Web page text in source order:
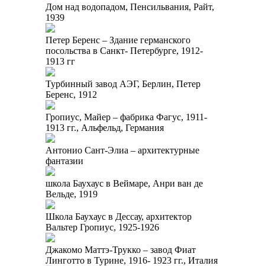
Дом над водопадом, Пенсильвания, Райт,
1939
Петер Беренс – Здание германского
посольства в Санкт- Петербурге, 1912-
1913 гг
Турбинный завод АЭГ, Берлин, Петер
Беренс, 1912
Гропиус, Майер – фабрика Фагус, 1911-
1913 гг., Альфельд, Германия
Антонио Сант-Элиа – архитектурные
фантазии
школа Баухаус в Веймаре, Анри ван де
Вельде, 1919
Школа Баухаус в Дессау, архитектор
Вальтер Гропиус, 1925-1926
Джакомо Маттэ-Трукко – завод Фиат
Линготто в Турине, 1916- 1923 гг., Италия